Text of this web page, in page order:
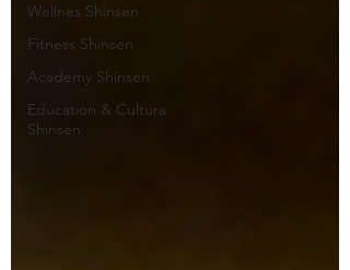
Wellnes Shinsen
Fitness Shinsen
Academy Shinsen
Education & Cultura
Shinsen